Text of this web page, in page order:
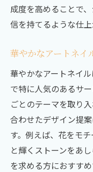
成度を高めることで
信を持てるような仕上
華やかなアートネイ
華やかなアートネイ
で特に人気のあるサ
ごとのテーマを取り
合わせたデザイン提
す。例えば、花をモ
と輝くストーンをあ
を求める方におすす